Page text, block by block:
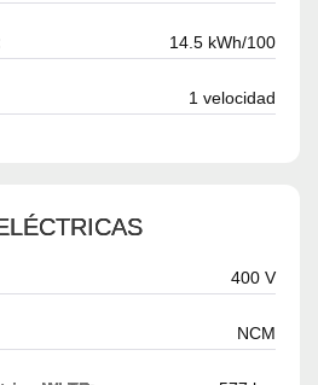
14.5 kWh/100
1 velocidad
400 V
NCM